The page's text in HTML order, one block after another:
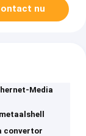
nu
Media
convertor